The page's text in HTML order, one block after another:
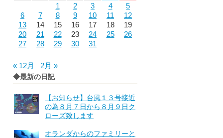
1
2 3 4
5
6
7 8 9 10 11
12
13
14 15 16 17 18
19
20
21 22 23 24 25
26
27
28 29 30 31
« 12月 2月 »
◆最新の日記
【お知らせ】台風１３号接近
の為８月７日から８月９日ク
ローズ致します
オランダからのファミリーと